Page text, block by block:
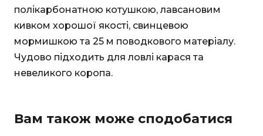
полікарбонатною котушкою, лавсановим
кивком хорошої якості, свинцевою
мормишкою та 25 м поводкового матеріалу.
Чудово підходить для ловлі карася та
невеликого коропа.
Вам також може сподобатися